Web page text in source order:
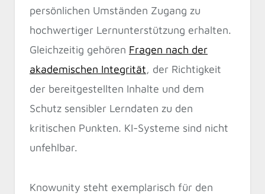
persönlichen Umständen Zugang zu
hochwertiger Lernunterstützung erhalten.
Gleichzeitig gehören Fragen nach der
akademischen Integrität, der Richtigkeit
der bereitgestellten Inhalte und dem
Schutz sensibler Lerndaten zu den
kritischen Punkten. KI-Systeme sind nicht
unfehlbar.
Knowunity steht exemplarisch für den